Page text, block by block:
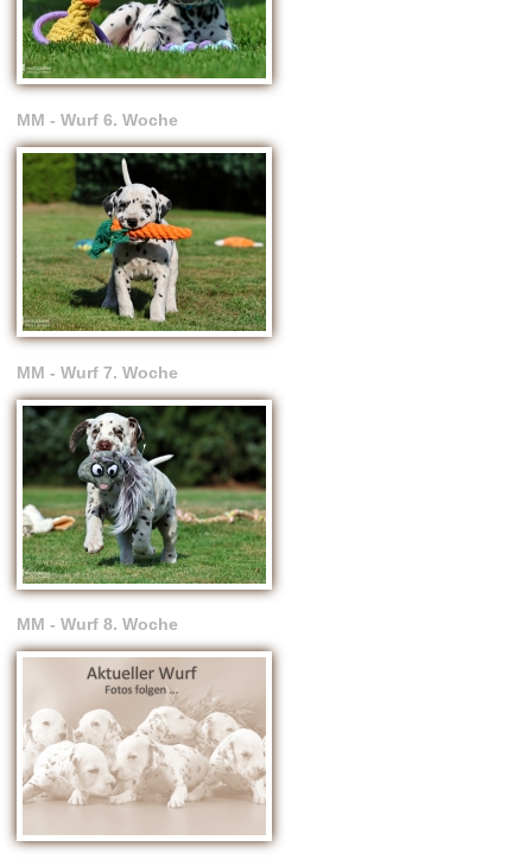
MM - Wurf 6. Woche
MM - Wurf 7. Woche
MM - Wurf 8. Woche